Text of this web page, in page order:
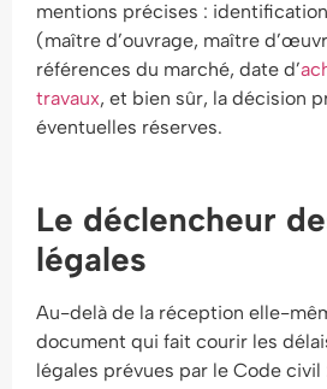
mentions précises :
(maître d’ouvrage, maître
références du marché, date d’
travaux, et bien sûr, la décision
éventuelles réserves.
Le déclencheur
légales
Au-delà de la réception elle-
document qui fait courir les
légales prévues par le Code civil